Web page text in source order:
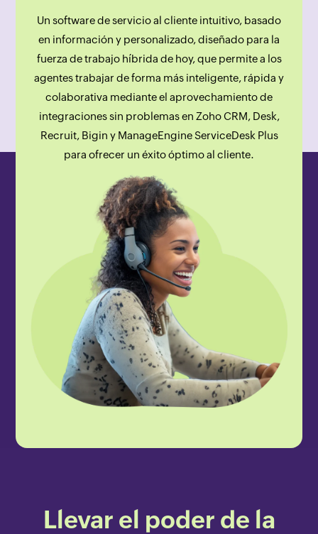
Un software de servicio al cliente intuitivo, basado
en información y personalizado, diseñado para la
fuerza de trabajo híbrida de hoy, que permite a los
agentes trabajar de forma más inteligente, rápida y
colaborativa mediante el aprovechamiento de
integraciones sin problemas en Zoho CRM, Desk,
Recruit, Bigin y ManageEngine ServiceDesk Plus
para ofrecer un éxito óptimo al cliente.
Llevar el poder de la